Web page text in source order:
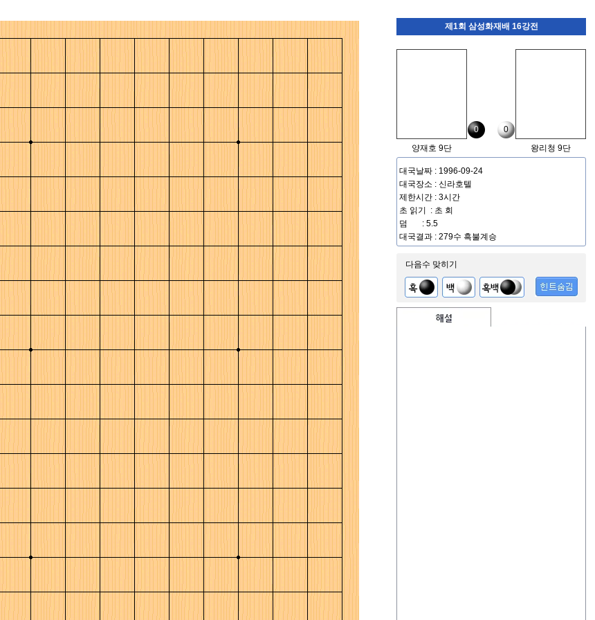
제1회 삼성화재배 16강전
0
0
양재호 9단
왕리청 9단
대국날짜 : 1996-09-24
대국장소 : 신라호텔
제한시간 : 3시간
초 읽기 : 초 회
덤 : 5.5
대국결과 : 279수 흑불계승
다음수 맞히기